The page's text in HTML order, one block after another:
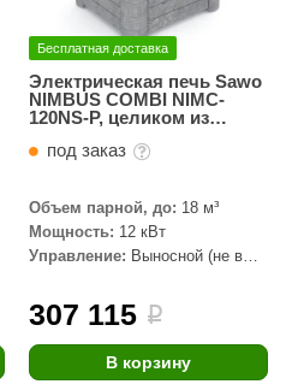
Бесплатная доставка
Электрическая печь Sawo
NIMBUS COMBI NIMC-
120NS-P, целиком из
под заказ
Объем парной, до: 18 м³
Мощность: 12 кВт
Управление: Выносной (не в
307 115 i
В корзину